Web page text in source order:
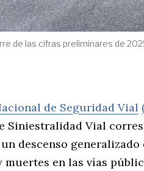
de las cifras preliminares de
de Seguridad Vial
Siniestralidad Vial
descenso
muertes en las vías